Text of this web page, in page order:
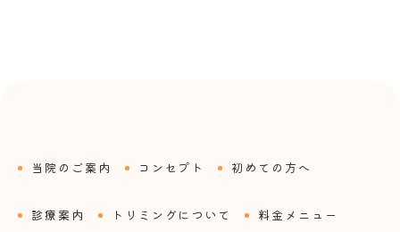
当院のご案内 コンセプト 初めての方へ
診療案内 トリミングについて 料金メニュー